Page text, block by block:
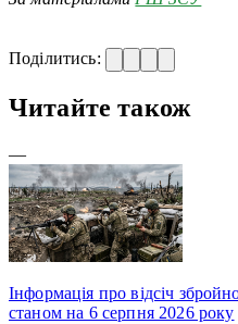
Поділитись:
Читайте також
—
Інформація про відсіч
станом на 6 серпня 2026 року